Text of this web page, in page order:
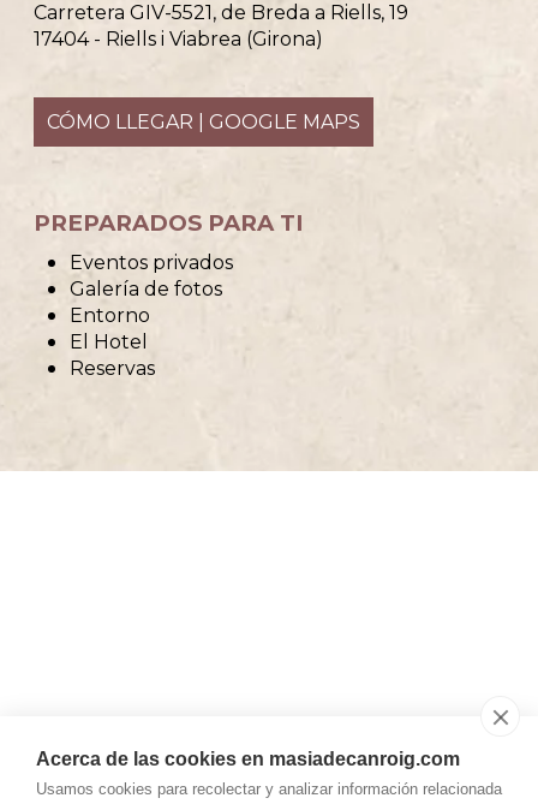
Acerca de las cookies en masiadecanroig.com
Usamos cookies para recolectar y analizar información relacionada
Carretera GIV-5521, de Breda a Riells, 19
17404 - Riells i Viabrea (Girona)
CÓMO LLEGAR | GOOGLE MAPS
PREPARADOS PARA TI
Eventos privados
Galería de fotos
Entorno
El Hotel
Reservas